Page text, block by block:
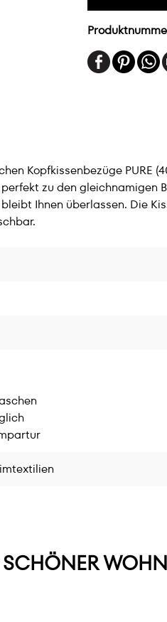
Kopfkissenbezüge PURE
zu den gleichnamigen
Ihnen überlassen. Die